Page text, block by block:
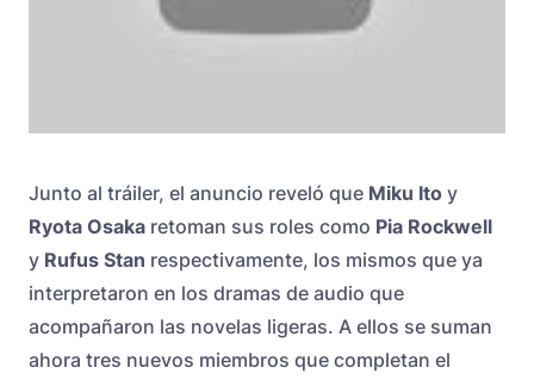
Junto al tráiler, el anuncio reveló que Miku Ito y
Ryota Osaka retoman sus roles como Pia Rockwell
y Rufus Stan respectivamente, los mismos que ya
interpretaron en los dramas de audio que
acompañaron las novelas ligeras. A ellos se suman
ahora tres nuevos miembros que completan el